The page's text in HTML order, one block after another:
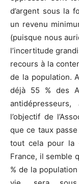
d’argent sous la
un revenu
(puisque nous
l’incertitude
recours à la
de la population.
déjà 55 % des
l’objectif de
que ce taux
tout cela pour la
France, il semble
% de la